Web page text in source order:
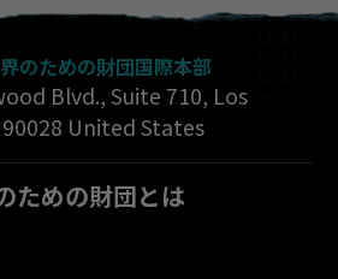
のための財団国際本部
Blvd., Suite 710, Los
90028 United States
ための財団とは